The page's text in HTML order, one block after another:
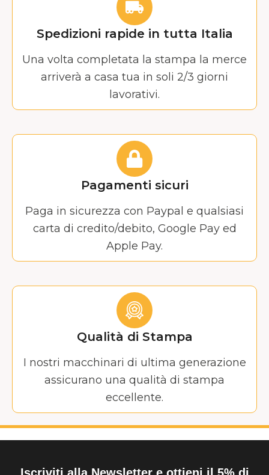
Spedizioni rapide in tutta Italia
Una volta completata la stampa la merce
arriverà a casa tua in soli 2/3 giorni
lavorativi.
Pagamenti sicuri
Paga in sicurezza con Paypal e qualsiasi
carta di credito/debito, Google Pay ed
Apple Pay.
Qualità di Stampa
I nostri macchinari di ultima generazione
assicurano una qualità di stampa
eccellente.